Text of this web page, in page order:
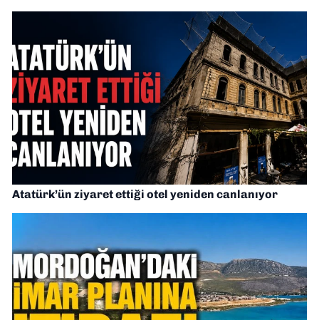
Atatürk’ün ziyaret ettiği otel yeniden canlanıyor